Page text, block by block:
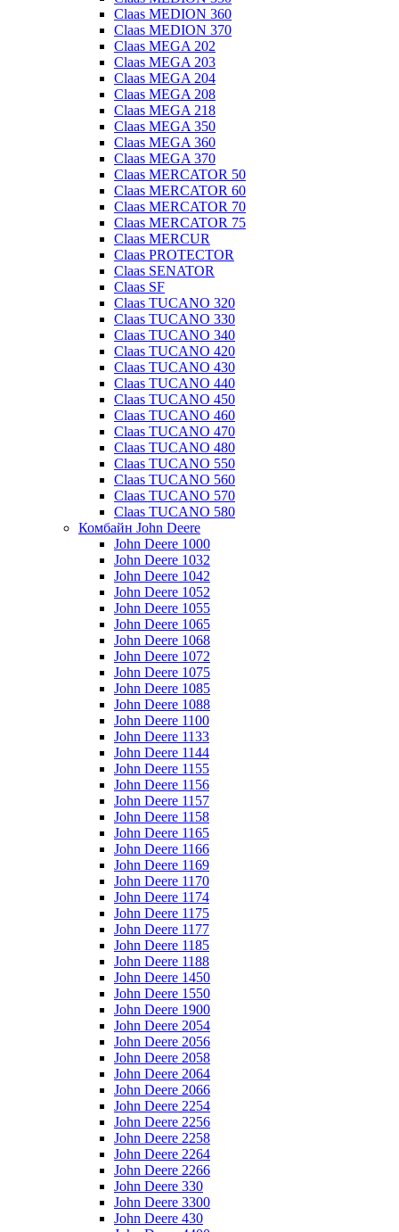
Claas MEDION 360
Claas MEDION 370
Claas MEGA 202
Claas MEGA 203
Claas MEGA 204
Claas MEGA 208
Claas MEGA 218
Claas MEGA 350
Claas MEGA 360
Claas MEGA 370
Claas MERCATOR 50
Claas MERCATOR 60
Claas MERCATOR 70
Claas MERCATOR 75
Claas MERCUR
Claas PROTECTOR
Claas SENATOR
Claas SF
Claas TUCANO 320
Claas TUCANO 330
Claas TUCANO 340
Claas TUCANO 420
Claas TUCANO 430
Claas TUCANO 440
Claas TUCANO 450
Claas TUCANO 460
Claas TUCANO 470
Claas TUCANO 480
Claas TUCANO 550
Claas TUCANO 560
Claas TUCANO 570
Claas TUCANO 580
Комбайн John Deere
John Deere 1000
John Deere 1032
John Deere 1042
John Deere 1052
John Deere 1055
John Deere 1065
John Deere 1068
John Deere 1072
John Deere 1075
John Deere 1085
John Deere 1088
John Deere 1100
John Deere 1133
John Deere 1144
John Deere 1155
John Deere 1156
John Deere 1157
John Deere 1158
John Deere 1165
John Deere 1166
John Deere 1169
John Deere 1170
John Deere 1174
John Deere 1175
John Deere 1177
John Deere 1185
John Deere 1188
John Deere 1450
John Deere 1550
John Deere 1900
John Deere 2054
John Deere 2056
John Deere 2058
John Deere 2064
John Deere 2066
John Deere 2254
John Deere 2256
John Deere 2258
John Deere 2264
John Deere 2266
John Deere 330
John Deere 3300
John Deere 430